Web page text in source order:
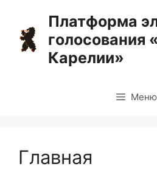
содержимому
Платформа
голосования
Карелии»
Меню
Главная